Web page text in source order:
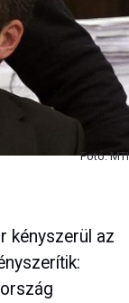
Fotó: MTI
kényszerül az